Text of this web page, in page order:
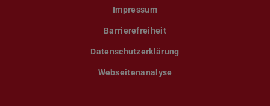
Impressum
Barrierefreiheit
Datenschutzerklärung
Webseitenanalyse